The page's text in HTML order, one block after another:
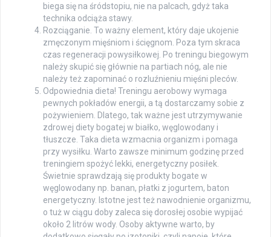
biega się na śródstopiu, nie na palcach, gdyż taka
technika odciąża stawy.
Rozciąganie. To ważny element, który daje ukojenie
zmęczonym mięśniom i ścięgnom. Poza tym skraca
czas regeneracji powysiłkowej. Po treningu biegowym
należy skupić się głównie na partiach nóg, ale nie
należy też zapominać o rozluźnieniu mięśni pleców.
Odpowiednia dieta! Treningu aerobowy wymaga
pewnych pokładów energii, a tą dostarczamy sobie z
pożywieniem. Dlatego, tak ważne jest utrzymywanie
zdrowej diety bogatej w białko, węglowodany i
tłuszcze. Taka dieta wzmacnia organizm i pomaga
przy wysiłku. Warto zawsze minimum godzinę przed
treningiem spożyć lekki, energetyczny posiłek.
Świetnie sprawdzają się produkty bogate w
węglowodany np. banan, płatki z jogurtem, baton
energetyczny. Istotne jest też nawodnienie organizmu,
o tuż w ciągu doby zaleca się dorosłej osobie wypijać
około 2 litrów wody. Osoby aktywne warto, by